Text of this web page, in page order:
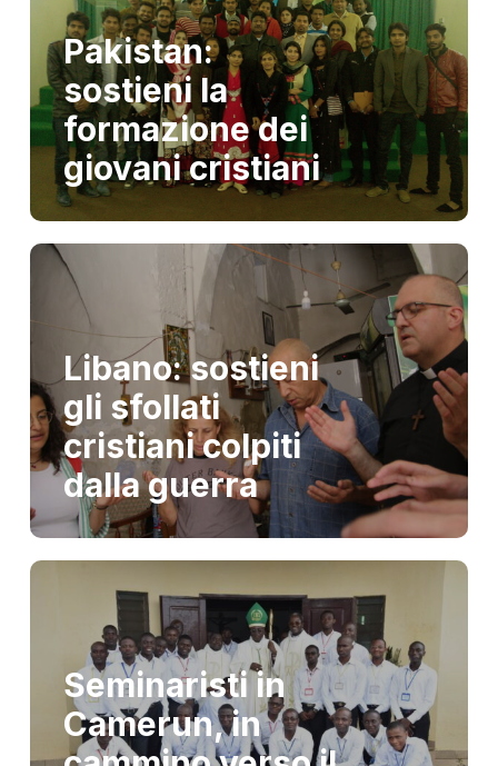
Pakistan:
sostieni la
formazione dei
giovani cristiani
Libano: sostieni
gli sfollati
cristiani colpiti
dalla guerra
Seminaristi in
Camerun, in